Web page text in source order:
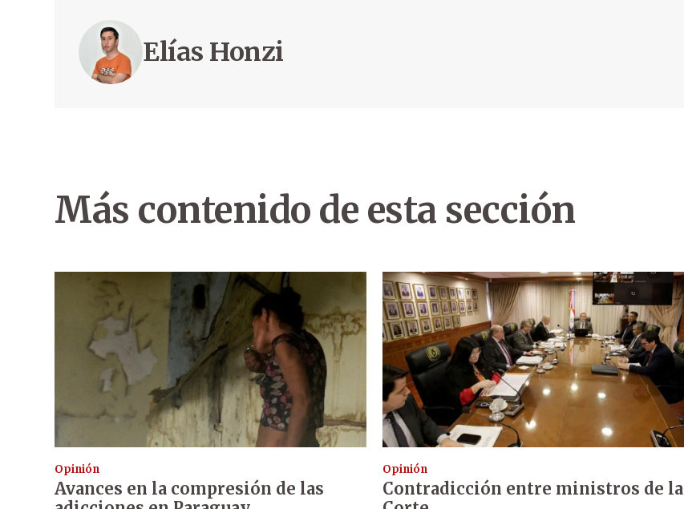
Elías Honzi
Más contenido de esta sección
Opinión
Avances en la compresión de las
Opinión
Contradicción entre ministros de la